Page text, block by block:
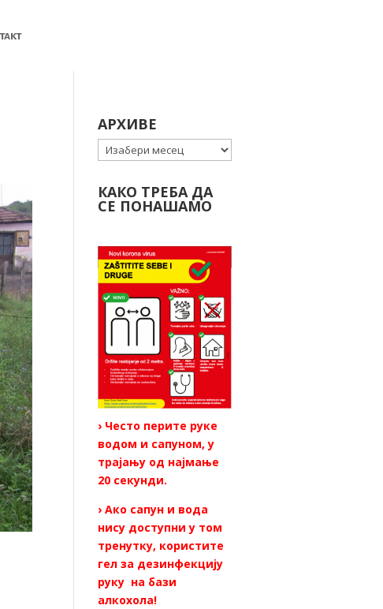
АРХИВЕ
Архиве
КАКО ТРЕБА ДА
СЕ ПОНАШАМО
› Често перите руке
водом и сапуном, у
трајању од најмање
20 секунди.
› Ако сапун и вода
нису доступни у том
тренутку, користите
гел за дезинфекцију
руку на бази
алкохола!